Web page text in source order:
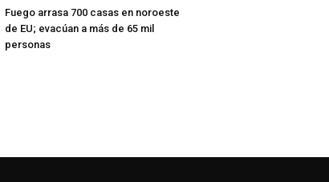
Fuego arrasa 700 casas en noroeste
de EU; evacúan a más de 65 mil
personas